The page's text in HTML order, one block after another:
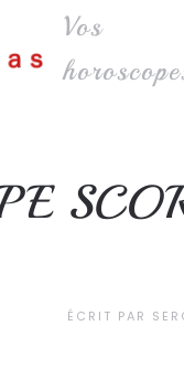
Vos
ÉCRIT PAR